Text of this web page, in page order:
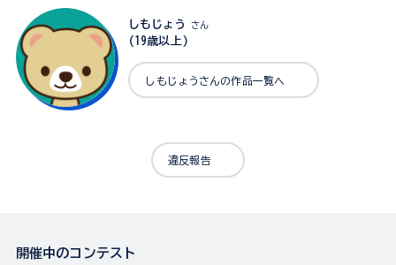
しもじょう さん
(19歳以上)
しもじょうさんの作品一覧へ
違反報告
開催中のコンテスト